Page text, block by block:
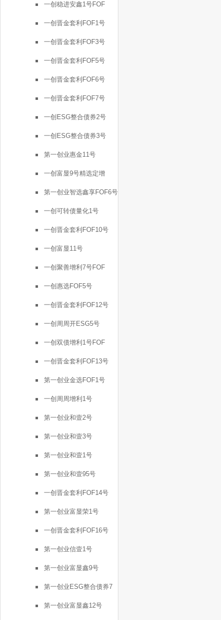
一创稳进安鑫1号FOF
一创晋金套利FOF1号
一创晋金套利FOF3号
一创晋金套利FOF5号
一创晋金套利FOF6号
一创晋金套利FOF7号
一创ESG整合债券2号
一创ESG整合债券3号
第一创业惠金11号
一创富显9号精选定增
第一创业智选鑫享FOF6号
一创可转债量化1号
一创晋金套利FOF10号
一创富显11号
一创聚善增利7号FOF
一创惠选FOF5号
一创晋金套利FOF12号
一创周周开ESG5号
一创双债增利1号FOF
一创晋金套利FOF13号
第一创业金选FOF1号
一创周周增利1号
第一创业和壹2号
第一创业和壹3号
第一创业和壹1号
第一创业和壹95号
一创晋金套利FOF14号
第一创业富显荣1号
一创晋金套利FOF16号
第一创业信壹1号
第一创业富显鑫9号
第一创业ESG整合债券7
号
第一创业富显鑫12号